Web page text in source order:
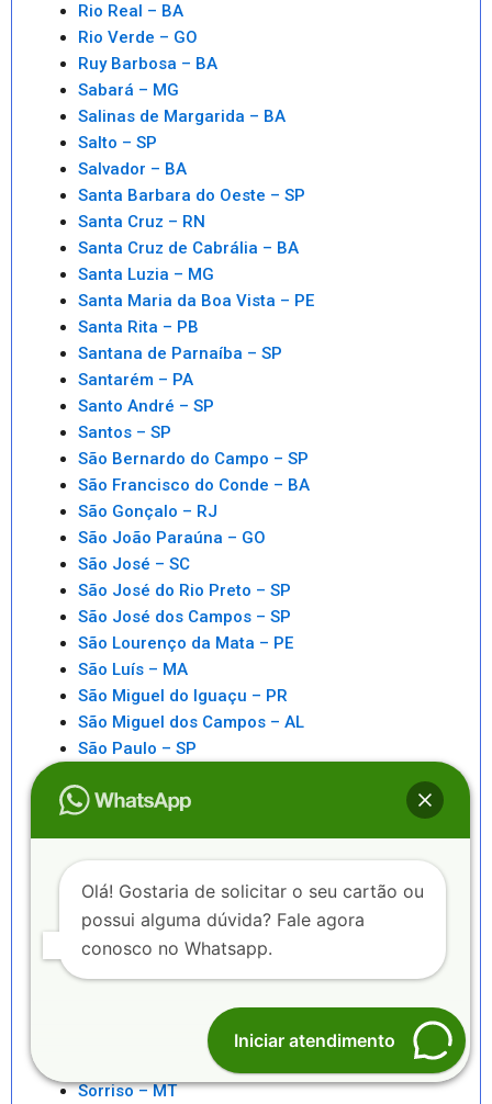
Rio Real – BA
Rio Verde – GO
Ruy Barbosa – BA
Sabará – MG
Salinas de Margarida – BA
Salto – SP
Salvador – BA
Santa Barbara do Oeste – SP
Santa Cruz – RN
Santa Cruz de Cabrália – BA
Santa Luzia – MG
Santa Maria da Boa Vista – PE
Santa Rita – PB
Santana de Parnaíba – SP
Santarém – PA
Santo André – SP
Santos – SP
São Bernardo do Campo – SP
São Francisco do Conde – BA
São Gonçalo – RJ
São João Paraúna – GO
São José – SC
São José do Rio Preto – SP
São José dos Campos – SP
São Lourenço da Mata – PE
São Luís – MA
São Miguel do Iguaçu – PR
São Miguel dos Campos – AL
São Paulo – SP
São Sebastiao – SP
Senhor do Bonfim – BA
Serra – ES
Serrinha – BA
Sete Lagoas – MG
Sorriso – MT
Olá! Gostaria de solicitar o seu cartão ou
possui alguma dúvida? Fale agora
conosco no Whatsapp.
Iniciar atendimento